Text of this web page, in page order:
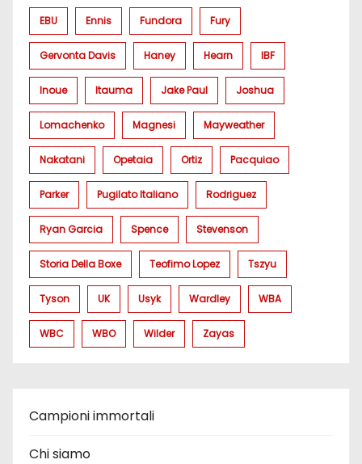
EBU Ennis Fundora Fury
Gervonta Davis Haney Hearn IBF
Inoue Itauma Jake Paul Joshua
Lomachenko Magnesi Mayweather
Nakatani Opetaia Ortiz Pacquiao
Parker Pugilato Italiano Rodriguez
Ryan Garcia Spence Stevenson
Storia Della Boxe Teofimo Lopez Tszyu
Tyson UK Usyk Wardley WBA
WBC WBO Wilder Zayas
Campioni immortali
Chi siamo